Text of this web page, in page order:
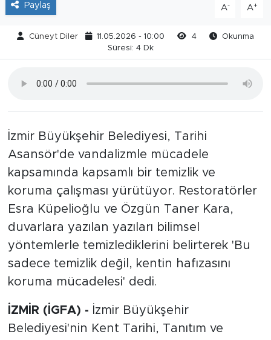
Paylaş A- A+
Cüneyt Diler 11.05.2026 - 10:00 4
Okunma
Süresi: 4 Dk
İzmir Büyükşehir Belediyesi, Tarihi
Asansör'de vandalizmle mücadele
kapsamında kapsamlı bir temizlik ve
koruma çalışması yürütüyor. Restoratörler
Esra Küpelioğlu ve Özgün Taner Kara,
duvarlara yazılan yazıları bilimsel
yöntemlerle temizlediklerini belirterek 'Bu
sadece temizlik değil, kentin hafızasını
koruma mücadelesi' dedi.
İZMİR (İGFA) - İzmir Büyükşehir
Belediyesi'nin Kent Tarihi, Tanıtım ve